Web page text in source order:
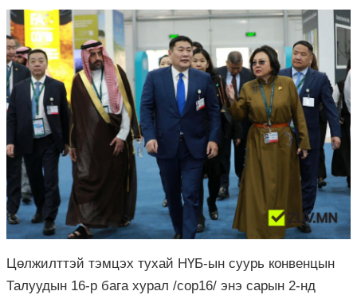
Цөлжилттэй тэмцэх тухай НҮБ-ын суурь конвенцын
Талуудын 16-р бага хурал /сор16/ энэ сарын 2-нд